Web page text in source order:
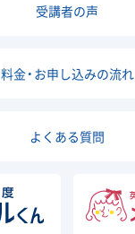
受講者の声
料金・お申し込みの流れ
よくある質問